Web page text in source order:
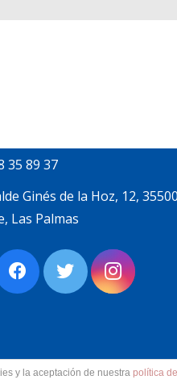
35 89 37
Ginés de la Hoz, 12, 35500
Las Palmas
y la aceptación de nuestra política